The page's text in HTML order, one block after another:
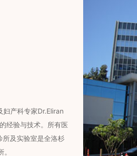
产科专家Dr.Eliran
经验与技术。所有医
所及实验室是全洛杉